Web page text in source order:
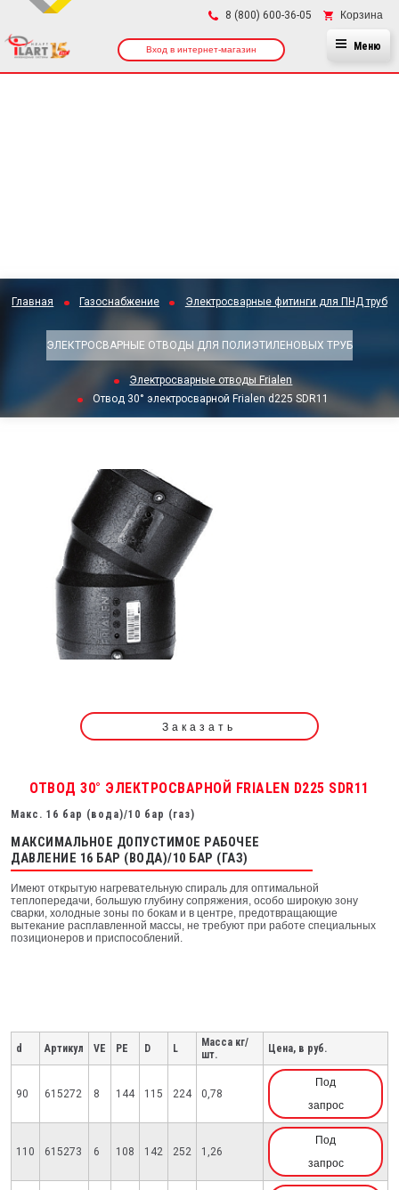
8 (800) 600-36-05 Корзина
Вход в интернет-магазин Меню
Главная Газоснабжение Электросварные фитинги для ПНД труб
ЭЛЕКТРОСВАРНЫЕ ОТВОДЫ ДЛЯ ПОЛИЭТИЛЕНОВЫХ ТРУБ
Электросварные отводы Frialen
Отвод 30° электросварной Frialen d225 SDR11
Заказать
ОТВОД 30° ЭЛЕКТРОСВАРНОЙ FRIALEN D225 SDR11
Макс. 16 бар (вода)/10 бар (газ)
МАКСИМАЛЬНОЕ ДОПУСТИМОЕ РАБОЧЕЕ
ДАВЛЕНИЕ 16 БАР (ВОДА)/10 БАР (ГАЗ)
Имеют открытую нагревательную спираль для оптимальной
теплопередачи, большую глубину сопряжения, особо широкую зону
сварки, холодные зоны по бокам и в центре, предотвращающие
вытекание расплавленной массы, не требуют при рабoте специальных
позиционеров и приспособлений.
d Артикул VE PE D L
Масса кг/
шт.
Цена, в руб.
90 615272 8 144 115 224 0,78
Под
запрос
110 615273 6 108 142 252 1,26
Под
запрос
×